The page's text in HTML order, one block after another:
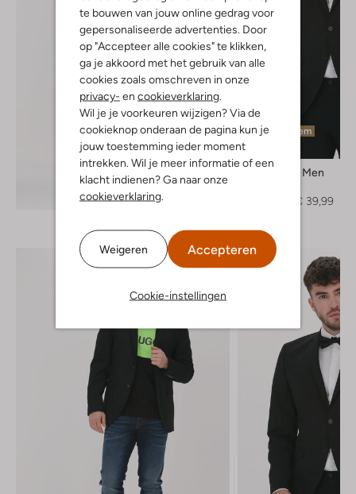
te bouwen van jouw online gedrag voor
gepersonaliseerde advertenties. Door
op "Accepteer alle cookies" te klikken,
ga je akkoord met het gebruik van alle
cookies zoals omschreven in onze
privacy- en cookieverklaring.
Wil je je voorkeuren wijzigen? Via de
cookieknop onderaan de pagina kun je
jouw toestemming ieder moment
intrekken. Wil je meer informatie of een
klacht indienen? Ga naar onze
cookieverklaring.
Weigeren Accepteren
Cookie-instellingen
Ontdek de look
Laatste item
Selected Men
€ 39,99